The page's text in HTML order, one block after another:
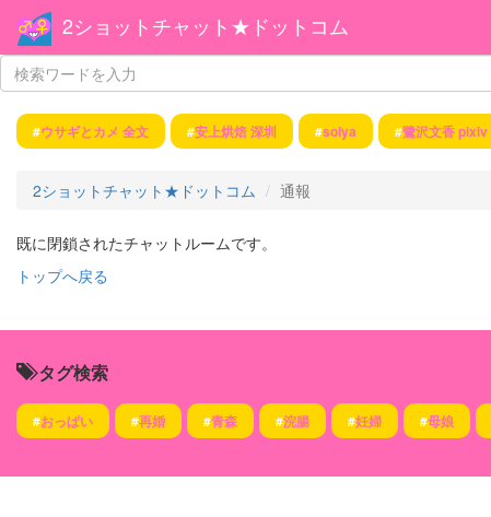
2ショットチャット★ドットコム
#ウサギとカメ 全文 #安上烘焙 深圳 #soiya #鷺沢文香 pixiv
2ショットチャット★ドットコム 通報
既に閉鎖されたチャットルームです。
トップへ戻る
タグ検索
#おっぱい #再婚 #青森 #浣腸 #妊婦 #母娘